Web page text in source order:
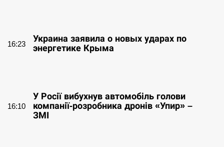
16:23
Украина заявила о новых ударах по
энергетике Крыма
16:10
У Росії вибухнув автомобіль голови
компанії-розробника дронів «Упир» –
ЗМІ